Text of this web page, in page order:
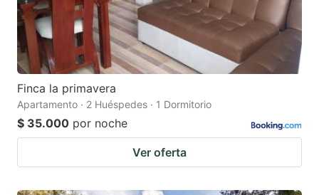
Finca la primavera
Apartamento · 2 Huéspedes · 1 Dormitorio
$ 35.000 por noche
Ver oferta